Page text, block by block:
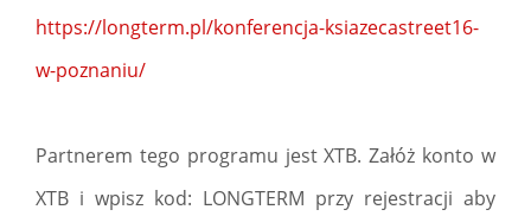
https://longterm.pl/konferencja-ksiazecastreet16-
w-poznaniu/
Partnerem tego programu jest XTB. Załóż konto w
XTB i wpisz kod: LONGTERM przy rejestracji aby